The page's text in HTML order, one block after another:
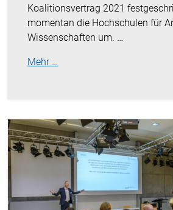
Koalitionsvertrag 2021
momentan die Hochschulen für
Wissenschaften um. …
Mehr …